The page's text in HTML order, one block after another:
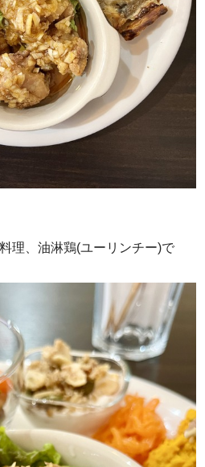
理、油淋鶏(ユーリンチー)で